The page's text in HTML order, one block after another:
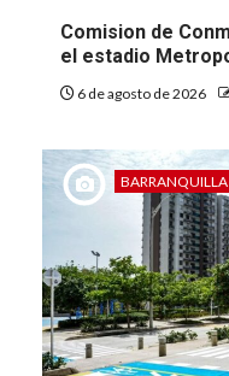
Comision de
el estadio
6 de agosto de 2026
BARRANQUILLA